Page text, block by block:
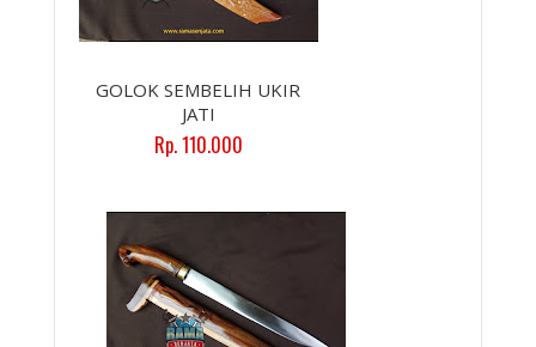
GOLOK SEMBELIH UKIR
JATI
Rp. 110.000